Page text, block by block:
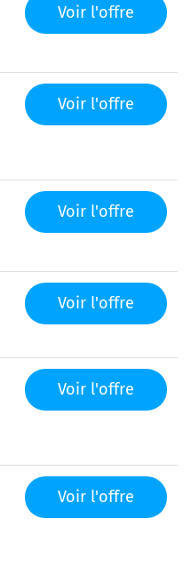
Voir l'offre
Voir l'offre
Voir l'offre
Voir l'offre
Voir l'offre
Voir l'offre